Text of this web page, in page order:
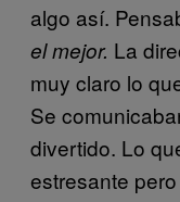
algo así.
el mejor. La
muy claro lo
Se
divertido. Lo
estresante